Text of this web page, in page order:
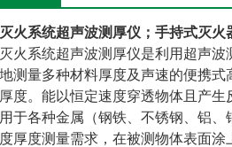
火系统超声波测厚仪；手持式灭火
火系统超声波测厚仪是利用超声波
测量多种材料厚度及声速的便携
度。能以恒定速度穿透物体且产
于各种金属（钢铁、不锈钢、铝
厚度测量需求，在被测物体表面